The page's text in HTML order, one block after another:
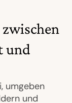
und
umgeben
und